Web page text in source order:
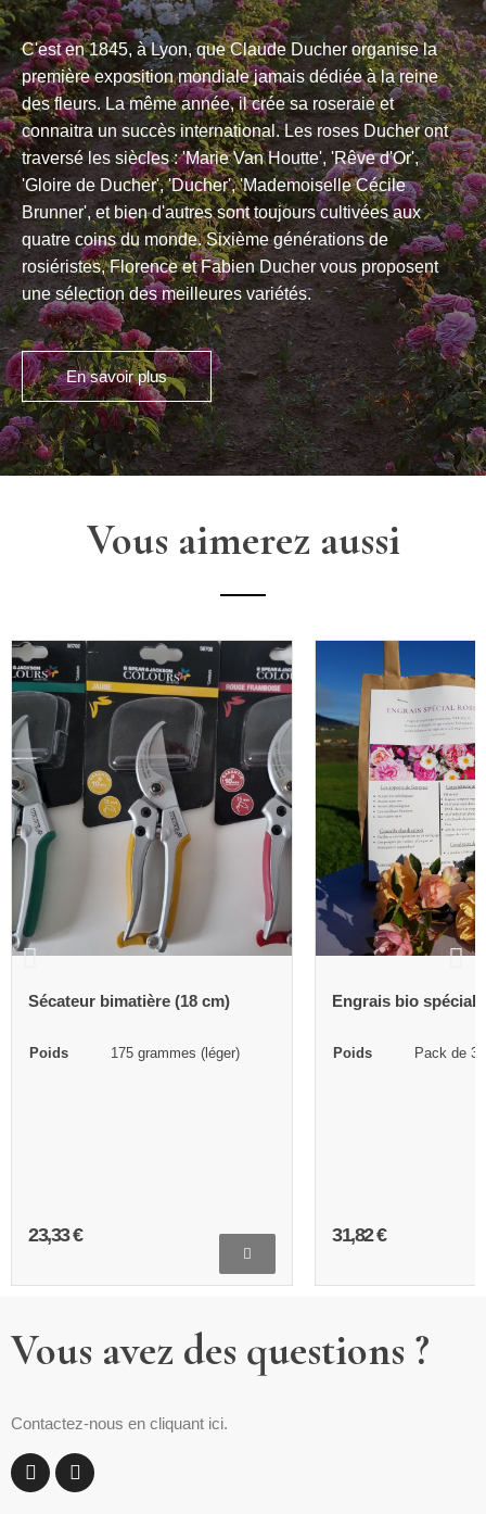
C'est en 1845, à Lyon, que Claude Ducher organise la
première exposition mondiale jamais dédiée à la reine
des fleurs. La même année, il crée sa roseraie et
connaitra un succès international. Les roses Ducher ont
traversé les siècles : 'Marie Van Houtte', 'Rêve d'Or',
'Gloire de Ducher', 'Ducher', 'Mademoiselle Cécile
Brunner', et bien d'autres sont toujours cultivées aux
quatre coins du monde. Sixième générations de
rosiéristes, Florence et Fabien Ducher vous proposent
une sélection des meilleures variétés.
En savoir plus
Vous aimerez aussi
Sécateur bimatière (18 cm)
Poids 175 grammes (léger)
23,33 €
Engrais bio spécial
Poids Pack de 3
31,82 €
Vous avez des questions ?
Contactez-nous en cliquant ici.